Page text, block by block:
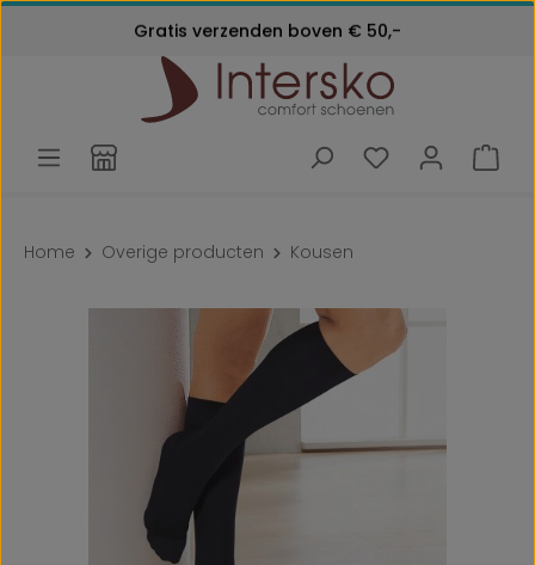
Ga naar de hoofdinhoud
24 maanden garantie
Klantenservice: 072 - 571 79 79
Gratis verzenden boven € 50,-
Home Overige producten Kousen
Afbeeldingengalerij overslaan